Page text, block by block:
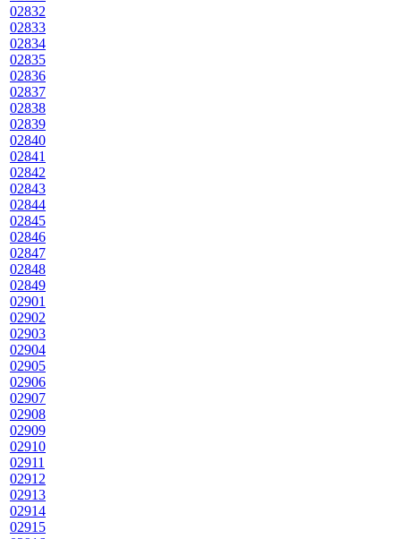
02832
02833
02834
02835
02836
02837
02838
02839
02840
02841
02842
02843
02844
02845
02846
02847
02848
02849
02901
02902
02903
02904
02905
02906
02907
02908
02909
02910
02911
02912
02913
02914
02915